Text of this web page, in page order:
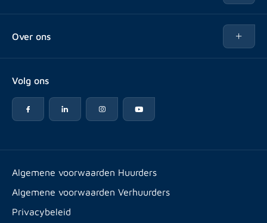
Vastgoedbeheer
Advies
Expats
Energielabel
Over ons
Veelgestelde vragen
Reviews
Artikelen
Volg ons
Algemene voorwaarden Huurders
Algemene voorwaarden Verhuurders
Privacybeleid